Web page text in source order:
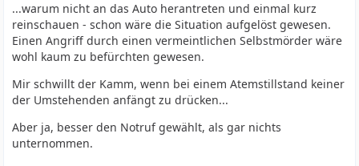
...warum nicht an das Auto herantreten und einmal kurz
reinschauen - schon wäre die Situation aufgelöst gewesen.
Einen Angriff durch einen vermeintlichen Selbstmörder wäre
wohl kaum zu befürchten gewesen.
Mir schwillt der Kamm, wenn bei einem Atemstillstand keiner
der Umstehenden anfängt zu drücken...
Aber ja, besser den Notruf gewählt, als gar nichts
unternommen.